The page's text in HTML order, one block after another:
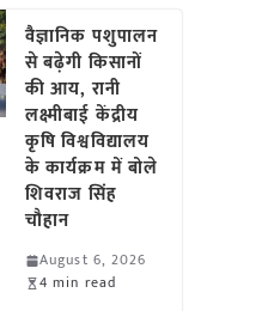
वैज्ञानिक पशुपालन
से बढ़ेगी किसानों
की आय, रानी
लक्ष्मीबाई केंद्रीय
कृषि विश्वविद्यालय
के कार्यक्रम में बोले
शिवराज सिंह
चौहान
August 6, 2026
4 min read